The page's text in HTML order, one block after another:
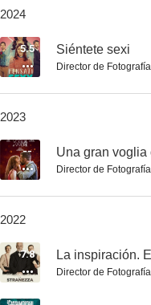
2024
5.5 Siéntete sexi
Director de Fotografía
2023
-- Una gran voglia
Director de Fotografía
2022
7.8 La inspiración.
Director de Fotografía